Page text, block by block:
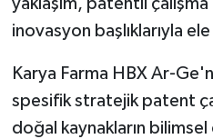
yaklaşım, patentli
inovasyon başlıklarıyla
Karya Farma HBX Ar-
spesifik stratejik patent
doğal kaynakların